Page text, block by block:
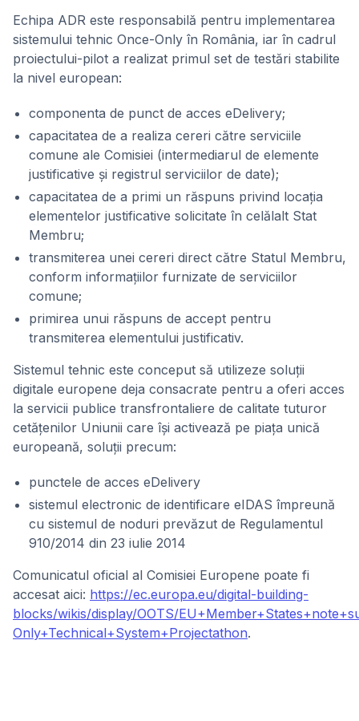
Echipa ADR este responsabilă pentru implementarea
sistemului tehnic Once-Only în România, iar în cadrul
proiectului-pilot a realizat primul set de testări stabilite
la nivel european:
componenta de punct de acces eDelivery;
capacitatea de a realiza cereri către serviciile
comune ale Comisiei (intermediarul de elemente
justificative și registrul serviciilor de date);
capacitatea de a primi un răspuns privind locația
elementelor justificative solicitate în celălalt Stat
Membru;
transmiterea unei cereri direct către Statul Membru,
conform informațiilor furnizate de serviciilor
comune;
primirea unui răspuns de accept pentru
transmiterea elementului justificativ.
Sistemul tehnic este conceput să utilizeze soluții
digitale europene deja consacrate pentru a oferi acces
la servicii publice transfrontaliere de calitate tuturor
cetățenilor Uniunii care își activează pe piața unică
europeană, soluții precum:
punctele de acces eDelivery
sistemul electronic de identificare eIDAS împreună
cu sistemul de noduri prevăzut de Regulamentul
910/2014 din 23 iulie 2014
Comunicatul oficial al Comisiei Europene poate fi
accesat aici: https://ec.europa.eu/digital-building-
blocks/wikis/display/OOTS/
Only+Technical+System+Projectathon.